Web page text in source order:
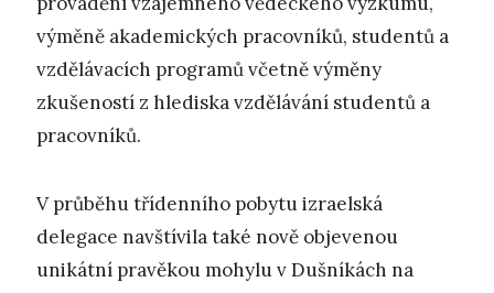
výměně akademických pracovníků, studentů a
vzdělávacích programů včetně výměny
zkušeností z hlediska vzdělávání studentů a
pracovníků.
V průběhu třídenního pobytu izraelská
delegace navštívila také nově objevenou
unikátní pravěkou mohylu v Dušníkách na